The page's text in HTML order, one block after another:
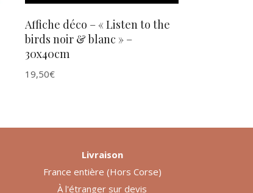
Affiche déco – « Listen to the
birds noir & blanc » –
30x40cm
19,50€
Livraison
France entière (Hors Corse)
À l'étranger sur devis